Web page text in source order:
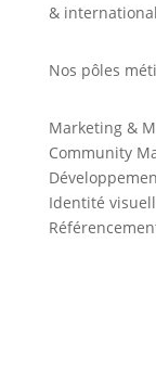
& international
Nos pôles
Marketing &
Community
Identité